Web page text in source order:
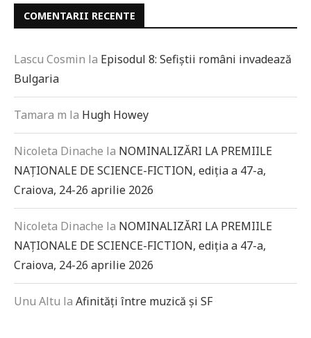
COMENTARII RECENTE
Lascu Cosmin la Episodul 8: Sefiștii români invadează
Bulgaria
Tamara m la Hugh Howey
Nicoleta Dinache la NOMINALIZĂRI LA PREMIILE
NAȚIONALE DE SCIENCE-FICTION, ediția a 47-a,
Craiova, 24-26 aprilie 2026
Nicoleta Dinache la NOMINALIZĂRI LA PREMIILE
NAȚIONALE DE SCIENCE-FICTION, ediția a 47-a,
Craiova, 24-26 aprilie 2026
Unu Altu la Afinități între muzică și SF